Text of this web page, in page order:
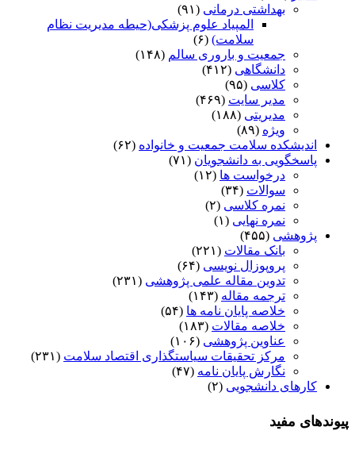
بهداشتی درمانی (۹۱)
المپیاد علوم پزشکی(حیطه مدیریت نظام
سلامت) (۶)
جمعیت و باروری سالم (۱۴۸)
دانشگاهی (۴۱۲)
کلاسی (۹۵)
مدیر سایت (۴۶۹)
مدیریتی (۱۸۸)
ویژه (۸۹)
اندیشکده سلامت جمعیت و خانواده (۶۲)
پاسخگویی به دانشجویان (۷۱)
درخواست ها (۱۲)
سوالات (۳۴)
نمره کلاسی (۲)
نمره نهایی (۱)
پژوهشی (۴۵۵)
بانک مقالات (۲۲۱)
پروپوزال نویسی (۶۴)
تدوین مقاله علمی پژوهشی (۲۳۱)
ترجمه مقاله (۱۴۳)
خلاصه پایان نامه ها (۵۴)
خلاصه مقالات (۱۸۳)
عناوین پژوهشی (۱۰۶)
مرکز تحقیقات سیاستگذاری اقتصاد سلامت (۲۳۱)
نگارش پایان نامه (۴۷)
کارهای دانشجویی (۲)
پیوندهای مفید